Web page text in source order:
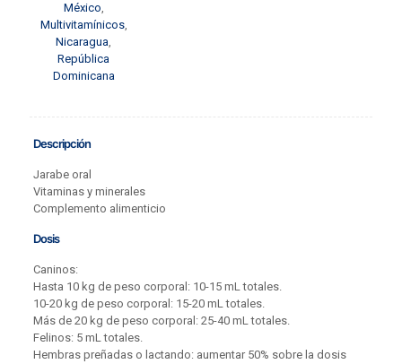
México,
Multivitamínicos,
Nicaragua,
República
Dominicana
Descripción
Jarabe oral
Vitaminas y minerales
Complemento alimenticio
Dosis
Caninos:
Hasta 10 kg de peso corporal: 10-15 mL totales.
10-20 kg de peso corporal: 15-20 mL totales.
Más de 20 kg de peso corporal: 25-40 mL totales.
Felinos: 5 mL totales.
Hembras preñadas o lactando: aumentar 50% sobre la dosis